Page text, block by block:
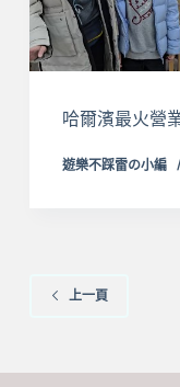
哈爾濱最火營
遊樂不踩雷の小編
上一頁